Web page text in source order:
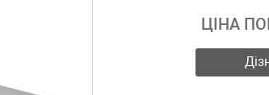
ЦІНА